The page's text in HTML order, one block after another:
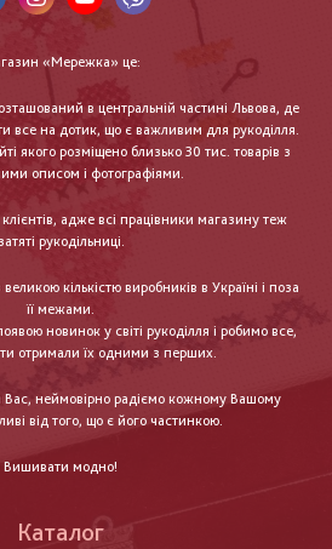
«Мережка» це:
в центральній частині Львова, де
все на дотик, що є важливим для рукоділля.
якого розміщено близько 30 тис. товарів з
описом і фотографіями.
адже всі працівники магазину теж
затяті рукодільниці.
кількістю виробників в Україні і поза
її межами.
новинок у світі рукоділля і робимо все,
отримали їх одними з перших.
неймовірно радіємо кожному Вашому
від того, що є його частинкою.
Вишивати модно!
Каталог